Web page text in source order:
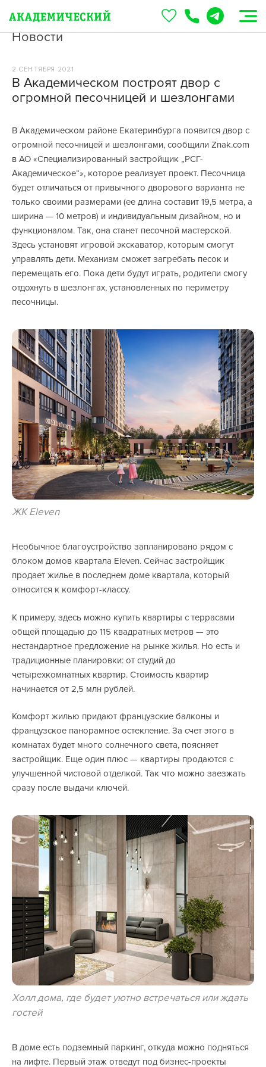
Новости
2 СЕНТЯБРЯ 2021
В Академическом построят двор с
огромной песочницей и шезлонгами
В Академическом районе Екатеринбурга появится двор с
огромной песочницей и шезлонгами, сообщили Znak.com
в АО «Специализированный застройщик „РСГ-
Академическое“», которое реализует проект. Песочница
будет отличаться от привычного дворового варианта не
только своими размерами (ее длина составит 19,5 метра, а
ширина — 10 метров) и индивидуальным дизайном, но и
функционалом. Так, она станет песочной мастерской.
Здесь установят игровой экскаватор, которым смогут
управлять дети. Механизм сможет загребать песок и
перемещать его. Пока дети будут играть, родители смогу
отдохнуть в шезлонгах, установленных по периметру
песочницы.
ЖК Eleven
Необычное благоустройство запланировано рядом с
блоком домов квартала Eleven. Сейчас застройщик
продает жилье в последнем доме квартала, который
относится к комфорт-классу.
К примеру, здесь можно купить квартиры с террасами
общей площадью до 115 квадратных метров — это
нестандартное предложение на рынке жилья. Но есть и
традиционные планировки: от студий до
четырехкомнатных квартир. Стоимость квартир
начинается от 2,5 млн рублей.
Комфорт жилью придают французские балконы и
французское панорамное остекление. За счет этого в
комнатах будет много солнечного света, поясняет
застройщик. Еще один плюс — квартиры продаются с
улучшенной чистовой отделкой. Так что можно заезжать
сразу после выдачи ключей.
Холл дома, где будет уютно встречаться или ждать
гостей
В доме есть подземный паркинг, откуда можно подняться
на лифте. Первый этаж отведут под бизнес-проекты